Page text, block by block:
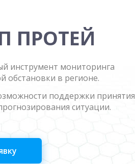
ПРОТЕЙ
инструмент мониторинга
обстановки в регионе.
поддержки принятия
ситуации.